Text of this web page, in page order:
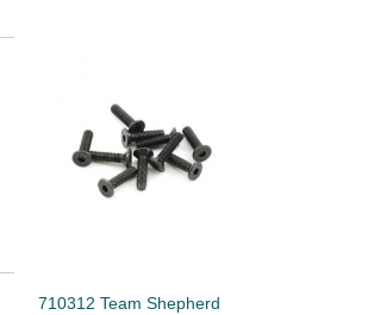
710312 Team Shepherd